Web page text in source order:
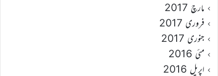
مارچ 2017
فروری 2017
جنوری 2017
مئی 2016
اپریل 2016